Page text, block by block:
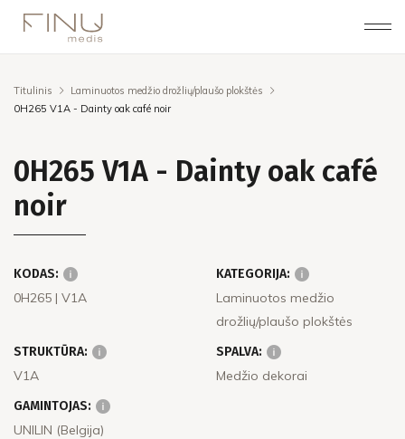
Titulinis
Laminuotos medžio drožlių/plaušo plokštės
0H265 V1A - Dainty oak café noir
0H265 V1A - Dainty oak café
noir
KODAS:
0H265 | V1A
KATEGORIJA:
Laminuotos medžio
drožlių/plaušo plokštės
STRUKTŪRA:
V1A
SPALVA:
Medžio dekorai
GAMINTOJAS:
UNILIN (Belgija)